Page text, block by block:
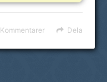
Dela
Kommentarer